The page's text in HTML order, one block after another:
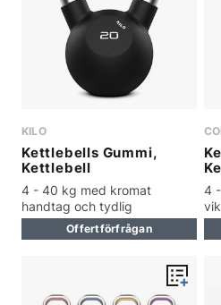
KILO
Kettlebells Gummi,
Kettlebell
4 - 40 kg med kromat
handtag och tydlig
viktmarkeringOffertförfrågan
4